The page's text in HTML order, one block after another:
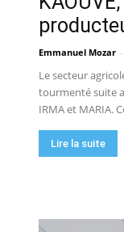
Emmanuel Mozar -
Le secteur
tourmenté suite
IRMA et MARIA.
Lire la suite